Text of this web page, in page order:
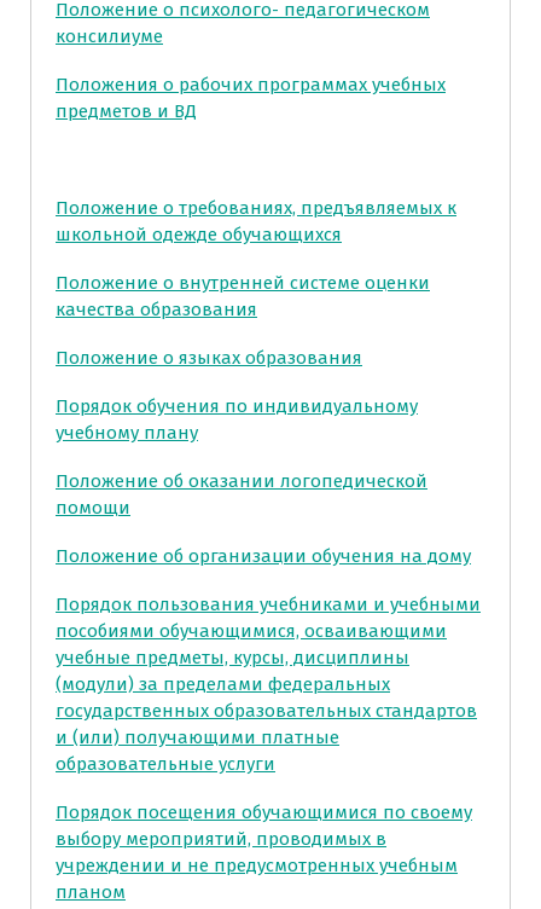
Положение о психолого- педагогическом
консилиуме
Положения о рабочих программах учебных
предметов и ВД
Положение о требованиях, предъявляемых к
школьной одежде обучающихся
Положение о внутренней системе оценки
качества образования
Положение о языках образования
Порядок обучения по индивидуальному
учебному плану
Положение об оказании логопедической
помощи
Положение об организации обучения на дому
Порядок пользования учебниками и учебными
пособиями обучающимися, осваивающими
учебные предметы, курсы, дисциплины
(модули) за пределами федеральных
государственных образовательных стандартов
и (или) получающими платные
образовательные услуги
Порядок посещения обучающимися по своему
выбору мероприятий, проводимых в
учреждении и не предусмотренных учебным
планом